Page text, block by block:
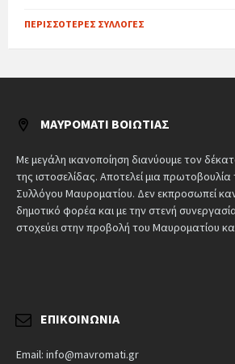
ΠΕΡΙΣΣΌΤΕΡΕΣ ΣΥΛΛΟΓΈΣ
ΜΑΥΡΟΜΆΤΙ ΒΟΙΩΤΊΑΣ
Με μεγάλη ικανοποίηση διανύουμε τον
της ιστοσελίδας. Αποτελεί μια πρωτοβουλία
Συλλόγου Μαυροματίου. Δεν εκπροσωπεί
δημοτικό φορέα και με την στενή
στοχεύει στην προβολή του Μαυροματίου
ΕΠΙΚΟΙΝΩΝΊΑ
Email: info@mavromati.gr